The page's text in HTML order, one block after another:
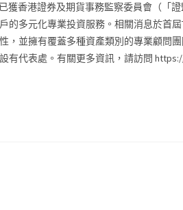
香港證券及期貨事務監察委員會（
多元化專業投資服務。相關消息於首
並擁有覆蓋多種資產類別的專業顧
代表處。有關更多資訊，請訪問